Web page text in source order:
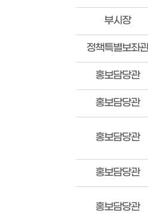
찾
기
검
색
결
과
표
니
부시장
정책특별보좌
홍보담당관
홍보담당관
홍보담당관
홍보담당관
홍보담당관